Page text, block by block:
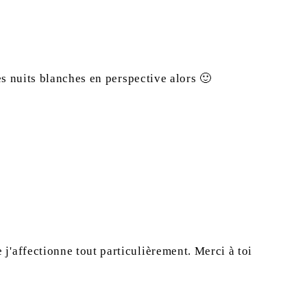
blanches en perspective alors 🙂
j'affectionne tout particulièrement. Merci à toi